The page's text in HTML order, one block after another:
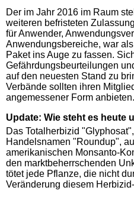
Der im Jahr 2016 im Raum
weiteren befristeten
für Anwender,
Anwendungsbereiche, war
Paket ins Auge zu fassen.
Gefährdungsbeurteilungen
auf den neuesten Stand zu
Verbände sollten ihren
angemessener Form anbieten.
Update: Wie steht es heute
Das Totalherbizid
Handelsnamen "Roundup",
amerikanischen Monsanto-
den marktbeherrschenden
tötet jede Pflanze, die nicht
Veränderung diesem